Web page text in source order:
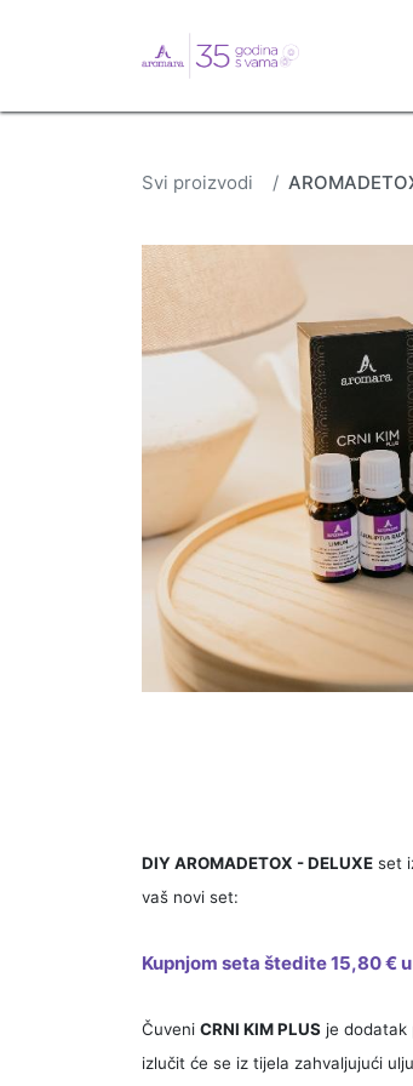
Svi proizvodi
DIY AROMADETOX - DELUXE set
vaš novi set:
Kupnjom seta štedite 15,80 €
Čuveni CRNI KIM PLUS je dodatak
izlučit će se iz tijela zahvaljujući